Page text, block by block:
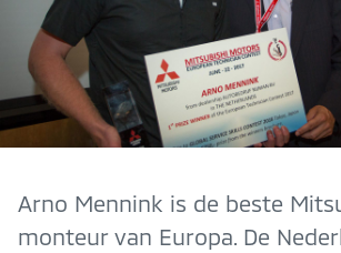
Arno Mennink is de beste
monteur van Europa. De